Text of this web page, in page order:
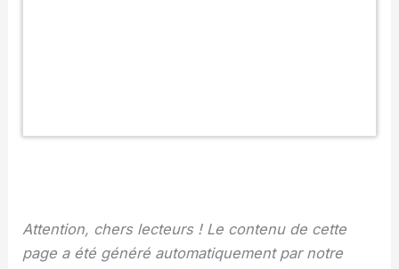
Attention, chers lecteurs ! Le contenu de cette
page a été généré automatiquement par notre